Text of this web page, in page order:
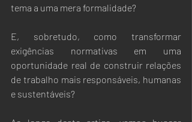
tema a uma mera formalidade?
E, sobretudo, como transformar
exigências normativas em uma
oportunidade real de construir relações
de trabalho mais responsáveis, humanas
e sustentáveis?